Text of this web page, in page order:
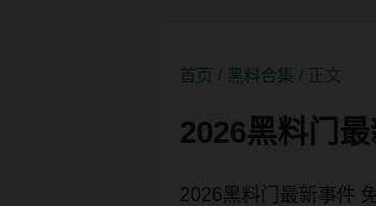
首页 黑料合集
2026黑料门
2026黑料门最新事件